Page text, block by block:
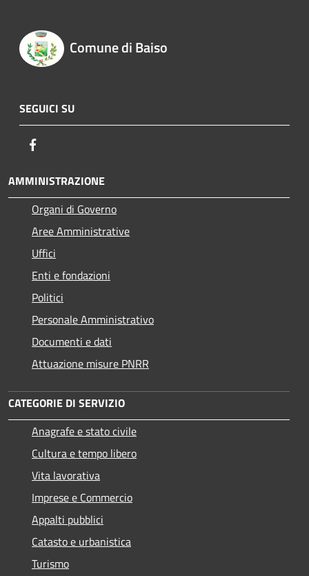
Comune di Baiso
SEGUICI SU
AMMINISTRAZIONE
Organi di Governo
Aree Amministrative
Uffici
Enti e fondazioni
Politici
Personale Amministrativo
Documenti e dati
Attuazione misure PNRR
CATEGORIE DI SERVIZIO
Anagrafe e stato civile
Cultura e tempo libero
Vita lavorativa
Imprese e Commercio
Appalti pubblici
Catasto e urbanistica
Turismo